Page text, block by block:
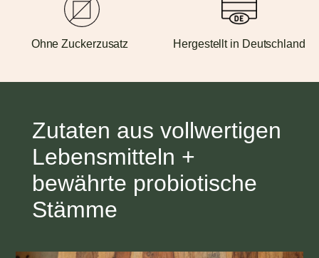
Ohne Zuckerzusatz Hergestellt in Deutschland
Zutaten aus vollwertigen
Lebensmitteln +
bewährte probiotische
Stämme